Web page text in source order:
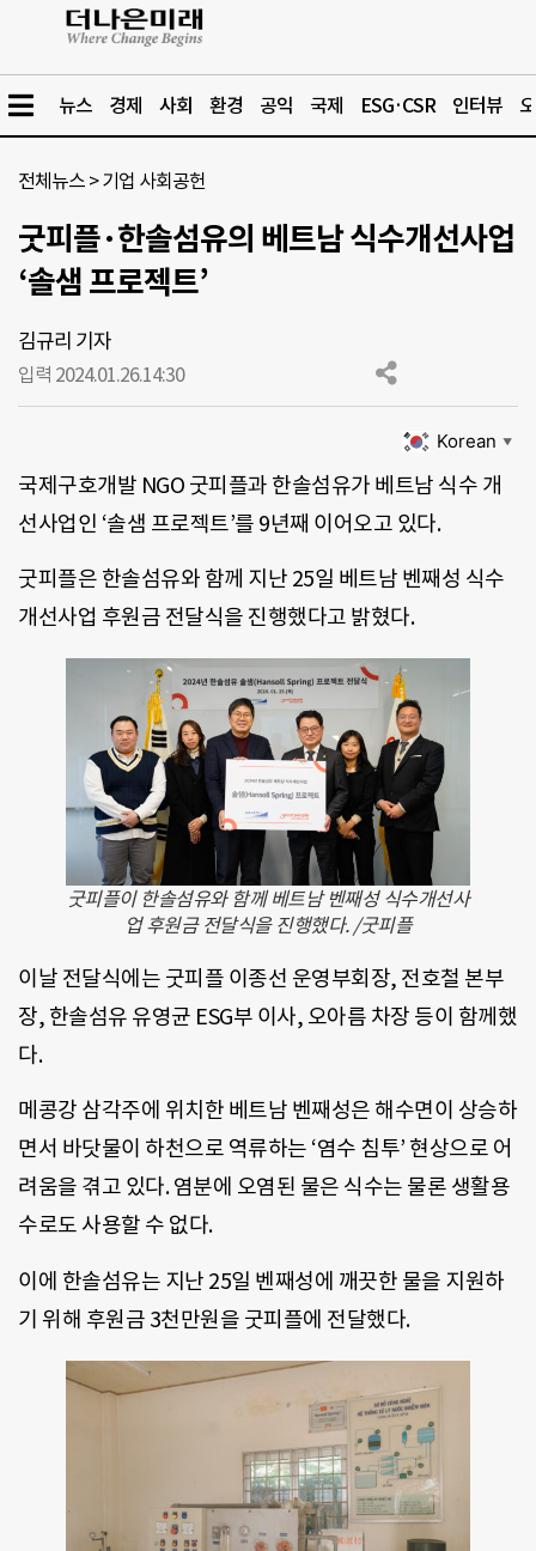
뉴스 경제 사회 환경 공익 국제 ESG·CSR 인터뷰
전체뉴스 >기업 사회공헌
굿피플·한솔섬유의 베트남 식수개선사업
‘솔샘 프로젝트’
김규리 기자
입력 2024.01.26.14:30
Korean ▼
국제구호개발 NGO 굿피플과 한솔섬유가 베트남 식수 개
선사업인 ‘솔샘 프로젝트’를 9년째 이어오고 있다.
굿피플은 한솔섬유와 함께 지난 25일 베트남 벤째성 식수
개선사업 후원금 전달식을 진행했다고 밝혔다.
굿피플이 한솔섬유와 함께 베트남 벤째성 식수개선사
업 후원금 전달식을 진행했다. /굿피플
이날 전달식에는 굿피플 이종선 운영부회장, 전호철 본부
장, 한솔섬유 유영균 ESG부 이사, 오아름 차장 등이 함께했
다.
메콩강 삼각주에 위치한 베트남 벤째성은 해수면이 상승하
면서 바닷물이 하천으로 역류하는 ‘염수 침투’ 현상으로 어
려움을 겪고 있다. 염분에 오염된 물은 식수는 물론 생활용
수로도 사용할 수 없다.
이에 한솔섬유는 지난 25일 벤째성에 깨끗한 물을 지원하
기 위해 후원금 3천만원을 굿피플에 전달했다.